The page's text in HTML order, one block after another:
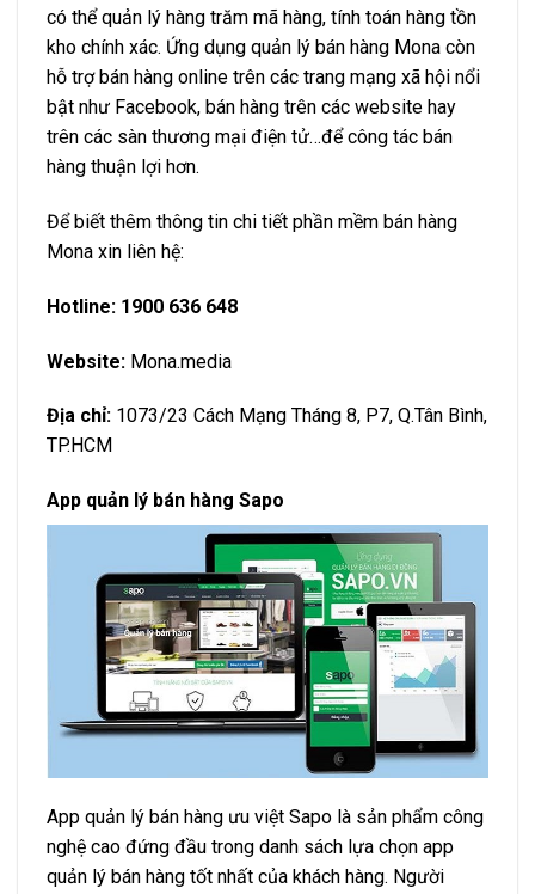
có thể quản lý hàng trăm mã hàng, tính toán hàng tồn
kho chính xác. Ứng dụng quản lý bán hàng Mona còn
hỗ trợ bán hàng online trên các trang mạng xã hội nổi
bật như Facebook, bán hàng trên các website hay
trên các sàn thương mại điện tử…để công tác bán
hàng thuận lợi hơn.
Để biết thêm thông tin chi tiết phần mềm bán hàng
Mona xin liên hệ:
Hotline: 1900 636 648
Website: Mona.media
Địa chỉ: 1073/23 Cách Mạng Tháng 8, P7, Q.Tân Bình,
TP.HCM
App quản lý bán hàng Sapo
App quản lý bán hàng ưu việt Sapo là sản phẩm công
nghệ cao đứng đầu trong danh sách lựa chọn app
quản lý bán hàng tốt nhất của khách hàng. Người